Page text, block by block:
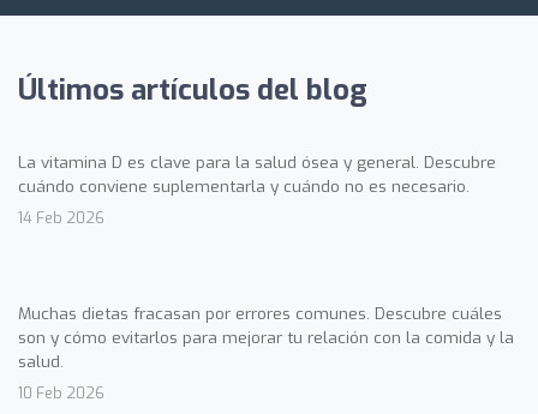
Últimos artículos del blog
La vitamina D es clave para la salud ósea y general. Descubre
cuándo conviene suplementarla y cuándo no es necesario.
14 Feb 2026
Muchas dietas fracasan por errores comunes. Descubre cuáles
son y cómo evitarlos para mejorar tu relación con la comida y la
salud.
10 Feb 2026